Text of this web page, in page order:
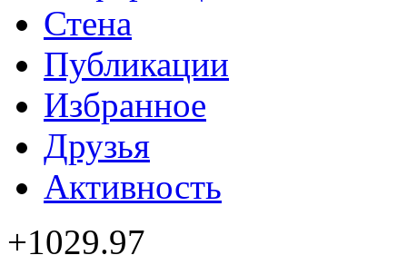
Стена
Публикации
Избранное
Друзья
Активность
+1029.97